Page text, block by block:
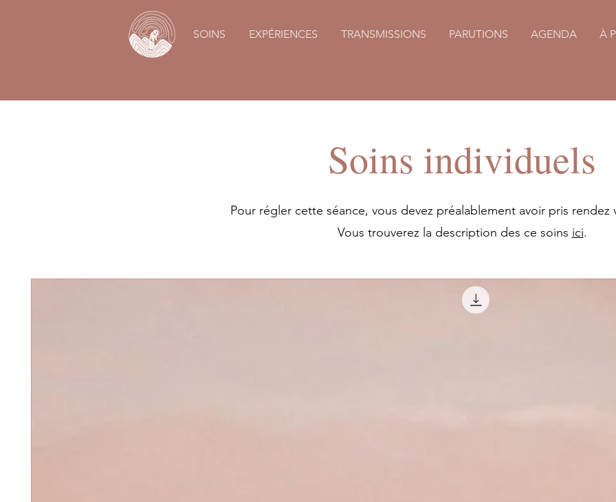
SOINS EXPÉRIENCES TRANSMISSIONS PARUTIONS AGENDA À
Soins individuels
Pour régler cette séance, vous devez préalablement avoir pris rendez
Vous trouverez la description des ce soins ici.